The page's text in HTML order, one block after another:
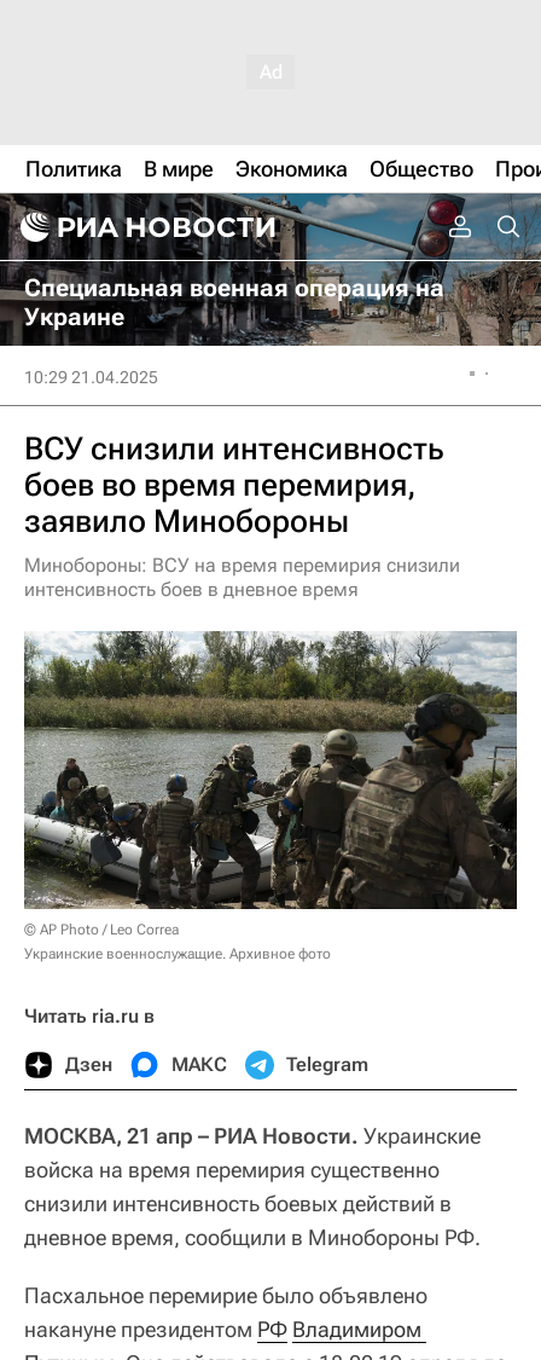
Политика В мире Экономика Общество
Специальная военная операция на
Украине
10:29 21.04.2025
ВСУ снизили интенсивность
боев во время перемирия,
заявило Минобороны
Минобороны: ВСУ на время перемирия снизили
интенсивность боев в дневное время
© AP Photo / Leo Correa
Украинские военнослужащие. Архивное фото
Читать ria.ru в
Дзен МАКС Telegram
МОСКВА, 21 апр – РИА Новости. Украинские
войска на время перемирия существенно
снизили интенсивность боевых действий в
дневное время, сообщили в Минобороны РФ.
Пасхальное перемирие было объявлено
накануне президентом РФ Владимиром